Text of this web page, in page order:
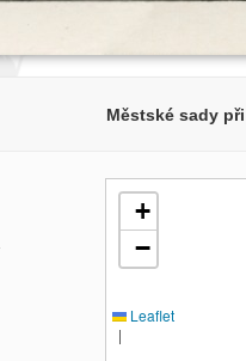
Městské sady
+
−
Leaflet
|